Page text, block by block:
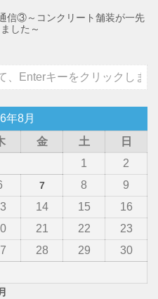
信③～コンクリート舗装が一先
した～
年8月
金 土
日
1
2
7 8
9
14 15
16
21 22
23
28 29
30